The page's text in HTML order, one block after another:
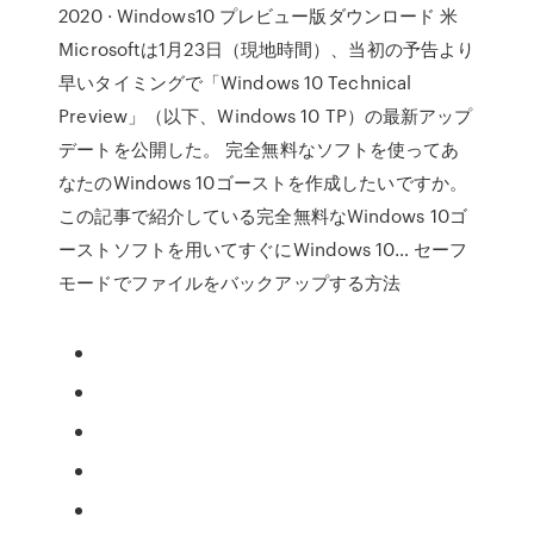
2020 · Windows10 プレビュー版ダウンロード 米
Microsoftは1月23日（現地時間）、当初の予告より
早いタイミングで「Windows 10 Technical
Preview」（以下、Windows 10 TP）の最新アップ
デートを公開した。 完全無料なソフトを使ってあ
なたのWindows 10ゴーストを作成したいですか。
この記事で紹介している完全無料なWindows 10ゴ
ーストソフトを用いてすぐにWindows 10… セーフ
モードでファイルをバックアップする方法